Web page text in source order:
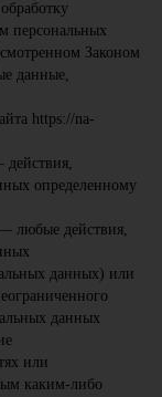
персональных
Законом
данные,
https://na-
определенному
любые действия,
данных) или
данных
или
каким-либо